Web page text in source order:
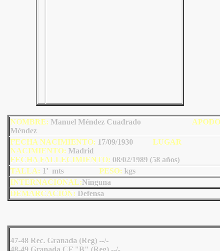
NOMBRE: Manuel Méndez Cuadrado APODO
Méndez
FECHA NACIMIENTO: 17/09/1930 LUGAR
NACIMIENTO: Madrid
FECHA FALLECIMIENTO: 08/02/1989 (58 años)
TALLA: 1' mts PESO: kgs
INTERNACIONAL:Ninguna
DEMARCACIÓN: Defensa
47-48 Rec. Granada (Reg) --/-
48-49 Granada CF "B" (Reg) --/-